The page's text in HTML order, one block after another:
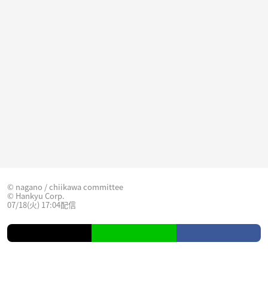
© nagano / chiikawa committee
© Hankyu Corp.
07/18(火) 17:04配信